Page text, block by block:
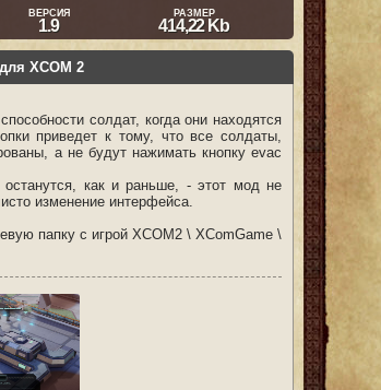
ВЕРСИЯ
1.9
РАЗМЕР
414,22 Kb
XCOM 2
солдат, когда они находятся
приведет к тому, что все солдаты,
а не будут нажимать кнопку evac
как и раньше, - этот мод не
изменение интерфейса.
папку с игрой XCOM2 \ XComGame \